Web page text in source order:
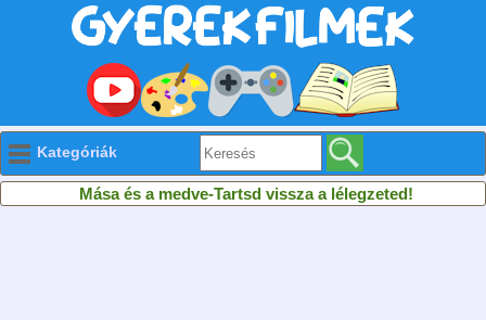
Kategóriák
Mása és a medve-Tartsd vissza a lélegzeted!